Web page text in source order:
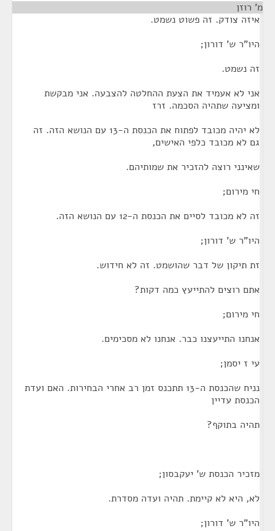
מ' רוזן
איזה צודק. זה פשוט נשמט.
היו"ר ש' דורון;
זה נשמט.
אני לא אעמיד את הצעת ההחלטה להצבעה. אני מבקשת
ומציעה שתהיה הסכמה. זרז
לא יהיה מכובד לפתוח את הכנסת ה-13 עם הנושא הזה. זה
גם לא מכובד כלפי האישים,
שאינני רוצה להזכיר את שמותיהם.
חי מירום;
זה לא מכובד לסיים את הכנסת ה-12 עם הנושא הזה.
היו"ר ש' דורון;
זת תיקון של דבר שהושמט. זה לא חידוש.
אתם רוצים להתייעץ כמה דקות?
חי מירום;
אנחנו התייעצנו כבר. אנחנו לא מסכימים.
עי ז יסמן;
נניח שהכנסת ה-13 תתכנס זמן רב אחרי הבחירות. האם ועדת
הכנסת עדיין
תהיה בתוקף?
מזכיר הכנסת ש' יעקבסון;
לא, היא לא קיימת. תהיה ועדה מסדרת.
היו"ר ש' דורון;